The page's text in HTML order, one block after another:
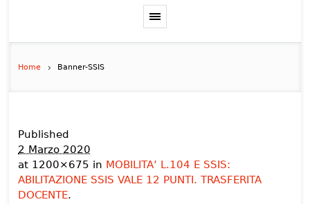
Home Banner-SSIS
Published
2 Marzo 2020
at 1200×675 in MOBILITA’ L.104 E SSIS:
ABILITAZIONE SSIS VALE 12 PUNTI. TRASFERITA
DOCENTE.